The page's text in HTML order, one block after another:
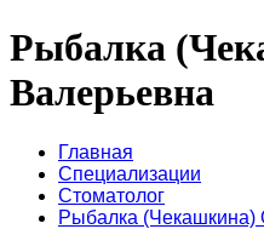
Рыбалка
Валерьевна
Главная
Специализации
Стоматолог
Рыбалка (Чекашкина)